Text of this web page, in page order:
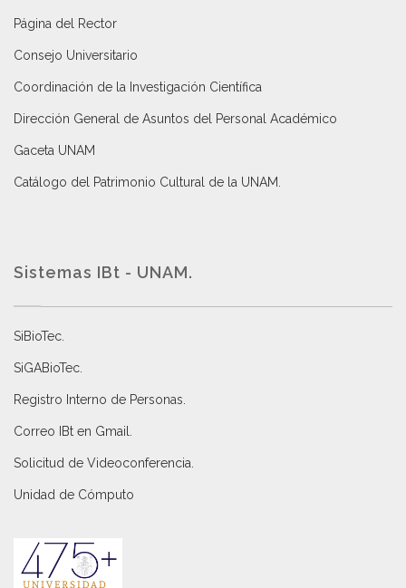
Página del Rector
Consejo Universitario
Coordinación de la Investigación Científica
Dirección General de Asuntos del Personal Académico
Gaceta UNAM
Catálogo del Patrimonio Cultural de la UNAM.
Sistemas IBt - UNAM.
SiBioTec
SiGABioTec.
Registro Interno de Personas
Correo IBt en Gmail
Solicitud de Videoconferencia.
Unidad de Cómputo